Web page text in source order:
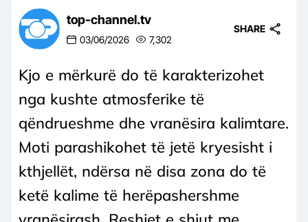
top-channel.tv
03/06/2026 7,302
SHARE
Kjo e mërkurë do të karakterizohet
nga kushte atmosferike të
qëndrueshme dhe vranësira kalimtare.
Moti parashikohet të jetë kryesisht i
kthjellët, ndërsa në disa zona do të
ketë kalime të herëpashershme